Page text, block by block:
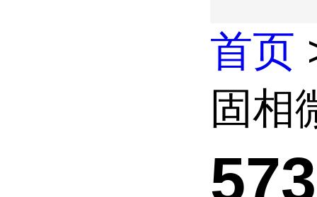
首页
固相